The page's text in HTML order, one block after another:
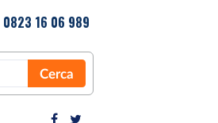
0823 16 06 989
Cerca